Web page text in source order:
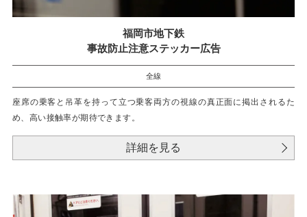
福岡市地下鉄
事故防止注意ステッカー広告
全線
座席の乗客と吊革を持って立つ乗客両方の視線の真正面に掲出されるた
め、高い接触率が期待できます。
詳細を見る